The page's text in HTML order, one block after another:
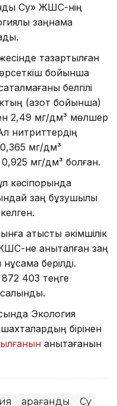
Су» ЖШС-нің
заңнама
тазартылған
бойынша
белгілі
(азот бойынша)
2,49 мг/дм³ мөлшер
нитриттердің
мг/дм³
мг/дм³ болған.
кәсіпорында
заң бұзушылық
қатысты әкімшілік
не анықталған заң
берілді.
403 теңге
салынды.
Экология
бірінен
анықтағанын
Қарағанды Су